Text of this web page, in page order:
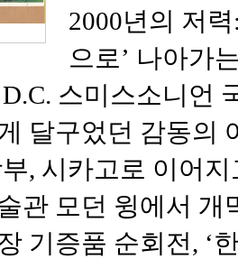
2000년의 저
으로’ 나아가
스미스소니언
달구었던 감동의
, 시카고로 이어
관 모던 윙에서 개
삼성 선